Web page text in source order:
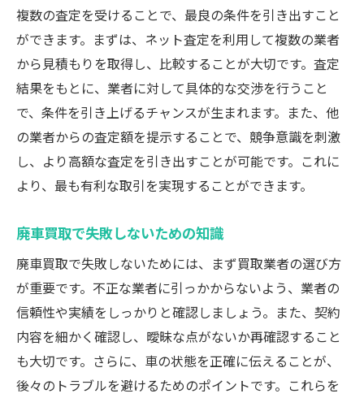
複数の査定を受けることで、最良の条件を引き出すこと
ができます。まずは、ネット査定を利用して複数の業者
から見積もりを取得し、比較することが大切です。査定
結果をもとに、業者に対して具体的な交渉を行うこと
で、条件を引き上げるチャンスが生まれます。また、他
の業者からの査定額を提示することで、競争意識を刺激
し、より高額な査定を引き出すことが可能です。これに
より、最も有利な取引を実現することができます。
廃車買取で失敗しないための知識
廃車買取で失敗しないためには、まず買取業者の選び方
が重要です。不正な業者に引っかからないよう、業者の
信頼性や実績をしっかりと確認しましょう。また、契約
内容を細かく確認し、曖昧な点がないか再確認すること
も大切です。さらに、車の状態を正確に伝えることが、
後々のトラブルを避けるためのポイントです。これらを